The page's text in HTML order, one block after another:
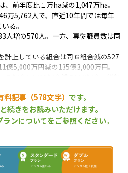
、前年度比１万ha減の1,047万ha。
万5,762人で、直近10年間では毎年
る。
人増の570人。一方、専従職員数は同
計上している組合は同６組合減の527
億5,000万円減の135億3,000万円。
562組合、総額は同２億7,000万円減
の3,006億9,000万円。部門別の内訳
売部門で全体の約９割を占めている。
生産森林組合
料記事（578文字） です。
続きをお読みいただけます。
ンについてをご参照ください。